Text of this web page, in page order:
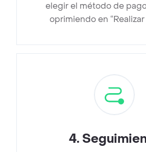
elegir el método de
oprimiendo en “Realizar
4.